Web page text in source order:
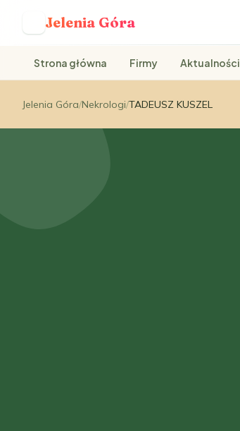
Jelenia Góra
Strona główna Firmy Aktualności
Jelenia Góra/Nekrologi/TADEUSZ KUSZEL